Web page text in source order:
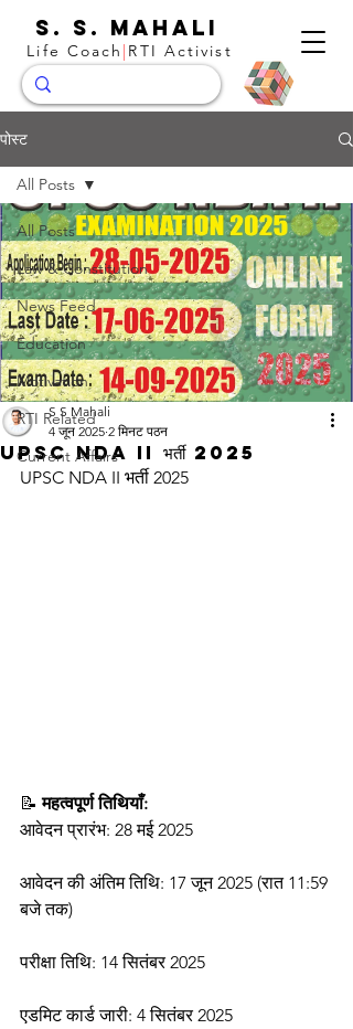
S. S. Mahali
Life Coach | RTI Activist
पोस्ट
All Posts
Law & Constitution
News Feed
Education
Motivation
RTI Related
Current Affairs
All Posts
UPSC NDA II भर्ती 2025
S S Mahali
4 जून 2025 2 मिनट पठन
UPSC NDA II भर्ती 2025
📝 महत्वपूर्ण तिथियाँ:
आवेदन प्रारंभ: 28 मई 2025
आवेदन की अंतिम तिथि: 17 जून 2025 (रात 11:59
बजे तक)
परीक्षा तिथि: 14 सितंबर 2025
एडमिट कार्ड जारी: 4 सितंबर 2025